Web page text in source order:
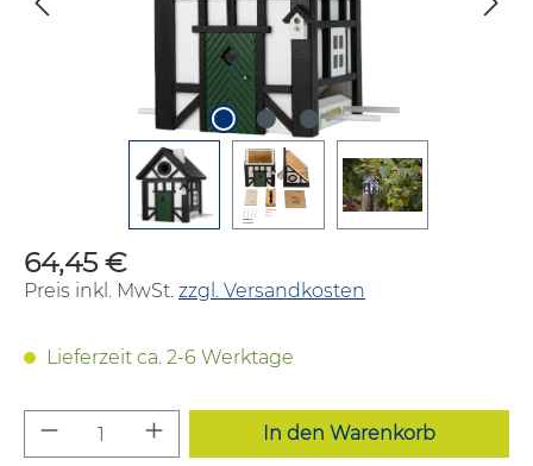
Regulärer Preis:
64,45 €
Preis inkl. MwSt. zzgl. Versandkosten
Lieferzeit ca. 2-6 Werktage
Produkt Anzahl: Gib den
In den Warenkorb